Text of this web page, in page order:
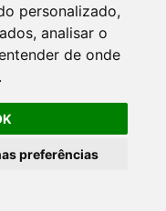
personalizado,
analisar o
de onde
preferências